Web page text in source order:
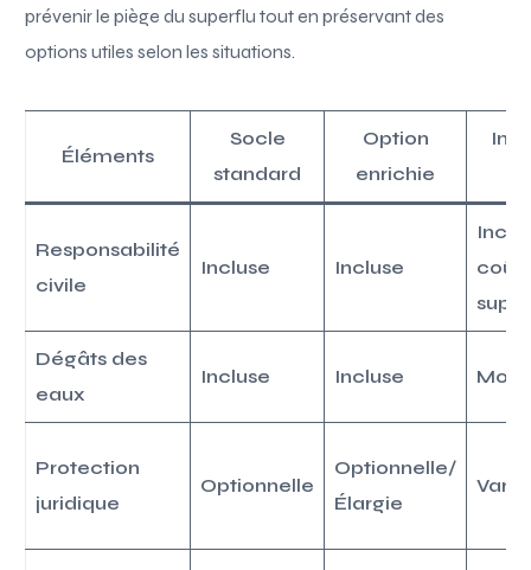
prévenir le piège du superflu tout en préservant des
options utiles selon les situations.
Éléments
Socle
standard
Option
enrichie
Responsabilité
civile
Incluse Incluse
coût
Dégâts des
eaux
Incluse Incluse
Protection
juridique
Optionnelle
Optionnelle/
Élargie